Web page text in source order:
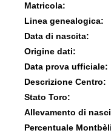
Matricola:
Linea genealogica:
Data di nascita:
Origine dati:
Data prova ufficiale:
Descrizione Centro:
Stato Toro:
Allevamento di
Percentuale